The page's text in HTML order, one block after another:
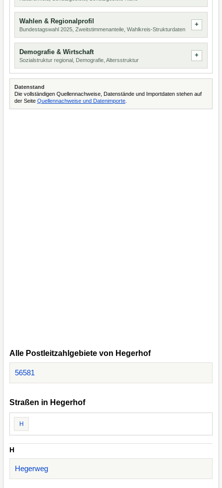
Wahlen & Regionalprofil
Bundestagswahl 2025, Zweitstimmenanteile, Wahlkreis-Strukturdaten
Demografie & Wirtschaft
Sozialstruktur regional, Demografie, Altersstruktur
Datenstand
Die vollständigen Quellennachweise, Datenstände und Importdaten stehen auf
der Seite Quellennachweise und Datenimporte
Alle Postleitzahlgebiete von Hegerhof
56581
Straßen in Hegerhof
H
H
Hegerweg